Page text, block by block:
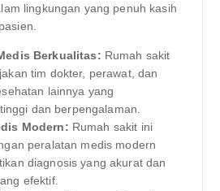
lingkungan yang penuh kasih
Berkualitas: Rumah sakit
tim dokter, perawat, dan
lainnya yang
dan berpengalaman.
Modern: Rumah sakit ini
peralatan medis modern
diagnosis yang akurat dan
efektif.